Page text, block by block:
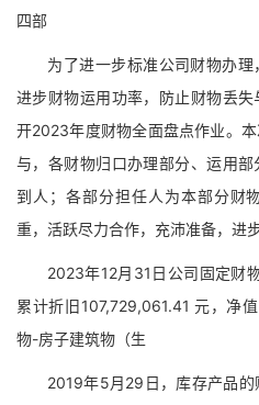
四部
为了进一步标准公司财物办理
进步财物运用功率，防止财物丢
开2023年度财物全面盘点作业。
与，各财物归口办理部分、运用
到人；各部分担任人为本部分财
重，活跃尽力合作，充沛准备，进
2023年12月31日公司固定财物
累计折旧107,729,061.41 元，净
物-房子建筑物（生
2019年5月29日，库存产品的